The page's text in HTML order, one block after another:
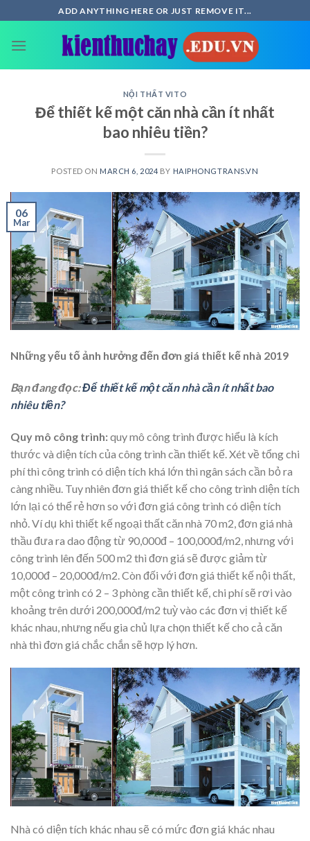
to
content
ADD ANYTHING HERE OR JUST REMOVE IT...
NỘI THẤT VITO
Để thiết kế một căn nhà cần ít nhất
bao nhiêu tiền?
POSTED ON MARCH 6, 2024 BY HAIPHONGTRANS.VN
06
Mar
Những yếu tố ảnh hưởng đến đơn giá thiết kế nhà 2019
Bạn đang đọc:Để thiết kế một căn nhà cần ít nhất bao
nhiêu tiền?
Quy mô công trình:quy mô công trình được hiểu là kích
thước và diện tích của công trình cần thiết kế. Xét về tổng chi
phí thì công trình có diện tích khá lớn thì ngân sách cần bỏ ra
càng nhiều. Tuy nhiên đơn giá thiết kế cho công trình diện tích
lớn lại có thể rẻ hơn so với đơn giá công trình có diện tích
nhỏ. Ví dụ khi thiết kế ngoại thất căn nhà 70 m2, đơn giá nhà
thầu đưa ra dao động từ 90,000đ – 100,000đ/m2, nhưng với
công trình lên đến 500 m2 thì đơn giá sẽ được giảm từ
10,000đ – 20,000đ/m2. Còn đối với đơn giá thiết kế nội thất,
một công trình có 2 – 3 phòng cần thiết kế, chi phí sẽ rơi vào
khoảng trên dưới 200,000đ/m2 tuỳ vào các đơn vị thiết kế
khác nhau, nhưng nếu gia chủ lựa chọn thiết kế cho cả căn
nhà thì đơn giá chắc chắn sẽ hợp lý hơn.
Nhà có diện tích khác nhau sẽ có mức đơn giá khác nhau